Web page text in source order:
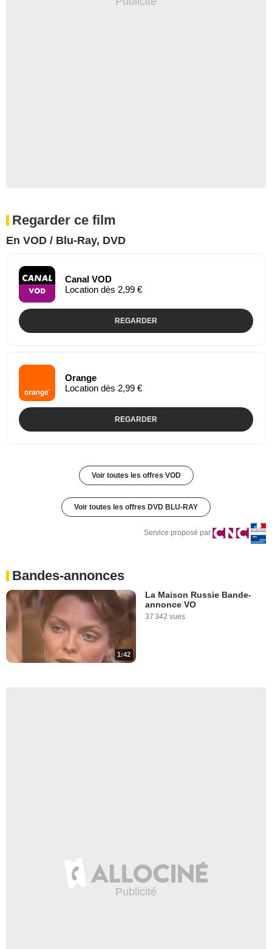
Regarder ce film
En VOD / Blu-Ray, DVD
Canal VOD
Location dès 2,99 €
REGARDER
Orange
Location dès 2,99 €
REGARDER
Voir toutes les offres VOD
Voir toutes les offres DVD BLU-RAY
Service proposé par
Bandes-annonces
1:42
La Maison Russie Bande-
annonce VO
37 342 vues